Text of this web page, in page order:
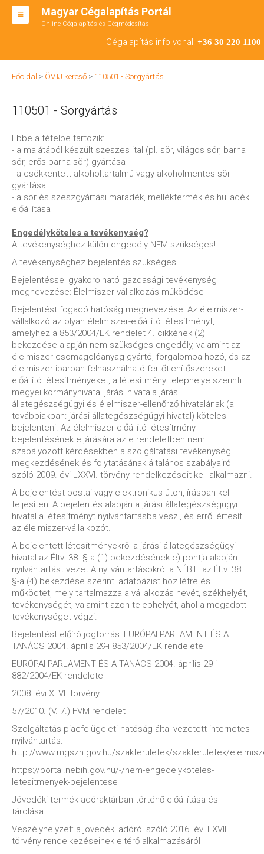
Magyar Cégalapítás Portál
Online Cégalapítás és Cégmódosítás
Cégalapítás info vonal: +36 30 220 1100
BT ALAPÍTÁS
CÉGMÓDOSÍTÁS
ÁTALAKULÁS
TEÁOR SZÁMOK '08
ENGEDÉLYKÖTELES
KAPCSOLAT
IRODÁK
Főoldal > ÖVTJ kereső > 110501 - Sörgyártás
110501 - Sörgyártás
Ebbe a tételbe tartozik:
- a malátából készült szeszes ital (pl. sör, világos sör, barna
sör, erős barna sör) gyártása
- a csökkentett alkoholtartalmú vagy alkoholmentes sör
gyártása
- a sör és szeszgyártási maradék, melléktermék és hulladék
előállítása
Engedélyköteles a tevékenység?
A tevékenységhez külön engedély NEM szükséges!
A tevékenységhez bejelentés szükséges!
Bejelentéssel gyakorolható gazdasági tevékenység
megnevezése: Élelmiszer-vállalkozás működése
Bejelentést fogadó hatóság megnevezése: Az élelmiszer-
vállalkozó az olyan élelmiszer-előállító létesítményt,
amelyhez a 853/2004/EK rendelet 4. cikkének (2)
bekezdése alapján nem szükséges engedély, valamint az
élelmiszer-csomagolóanyag gyártó, forgalomba hozó, és az
élelmiszer-iparban felhasználható fertőtlenítőszereket
előállító létesítményeket, a létesítmény telephelye szerinti
megyei kormányhivatal járási hivatala járási
állategészségügyi és élelmiszer-ellenőrző hivatalának (a
továbbiakban: járási állategészségügyi hivatal) köteles
bejelenteni. Az élelmiszer-előállító létesítmény
bejelentésének eljárására az e rendeletben nem
szabályozott kérdésekben a szolgáltatási tevékenység
megkezdésének és folytatásának általános szabályairól
szóló 2009. évi LXXVI. törvény rendelkezéseit kell alkalmazni.
A bejelentést postai vagy elektronikus úton, írásban kell
teljesíteni.A bejelentés alapján a járási állategészségügyi
hivatal a létesítményt nyilvántartásba veszi, és erről értesíti
az élelmiszer-vállalkozót.
A bejelentett létesítményekről a járási állategészségügyi
hivatal az Éltv. 38. §-a (1) bekezdésének e) pontja alapján
nyilvántartást vezet.A nyilvántartásokról a NÉBIH az Éltv. 38.
§-a (4) bekezdése szerinti adatbázist hoz létre és
működtet, mely tartalmazza a vállalkozás nevét, székhelyét,
tevékenységét, valamint azon telephelyét, ahol a megadott
tevékenységet végzi.
Bejelentést előíró jogforrás: EURÓPAI PARLAMENT ÉS A
TANÁCS 2004. április 29-i 853/2004/EK rendelete
EURÓPAI PARLAMENT ÉS A TANÁCS 2004. április 29-i
882/2004/EK rendelete
2008. évi XLVI. törvény
57/2010. (V. 7.) FVM rendelet
Szolgáltatás piacfelügeleti hatóság által vezetett internetes
nyilvántartás:
http://www.mgszh.gov.hu/szakteruletek/szakteruletek/
https://portal.nebih.gov.hu/-/nem-engedelykoteles-
letesitmenyek-bejelentese
Jövedéki termék adóraktárban történő előállítása és
tárolása.
Veszélyhelyzet: a jövedéki adóról szóló 2016. évi LXVIII.
törvény rendelkezéseinek eltérő alkalmazásáról